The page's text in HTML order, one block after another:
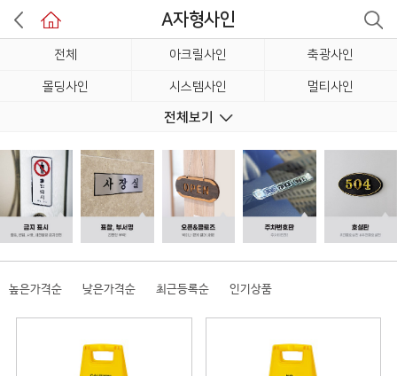
A자형사인
전체 아크릴사인 축광사인
몰딩사인 시스템사인 멀티사인
알루미늄사인
돔사인/3D사인 에폭시사인 돌출형사인
입체사인 관리책임자 안내표지판
여닫이사인/안내판 스티커사인 포멕스사인
오픈&클로즈 테이블사인 A자형사인(8)
전체보기
높은가격순 낮은가격순 최근등록순 인기상품